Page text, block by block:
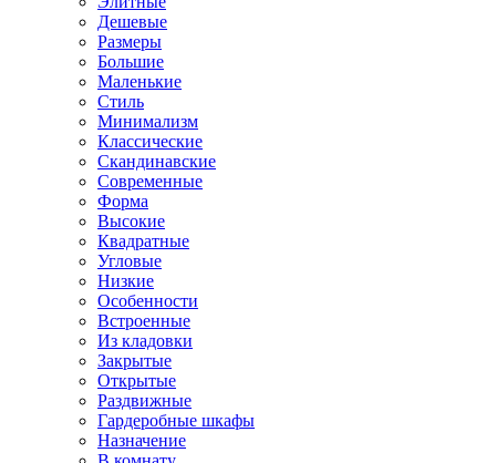
Дешевые
Размеры
Большие
Маленькие
Стиль
Минимализм
Классические
Скандинавские
Современные
Форма
Высокие
Квадратные
Угловые
Низкие
Особенности
Встроенные
Из кладовки
Закрытые
Открытые
Раздвижные
Гардеробные шкафы
Назначение